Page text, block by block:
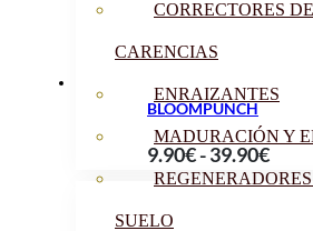
CORRECTORES DE
CARENCIAS
ENRAIZANTES
MADURACIÓN Y
SUELO
BLOOMPUNCH
9.90€-39.90€Rango
de